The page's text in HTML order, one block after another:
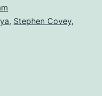
, Stephen Covey,